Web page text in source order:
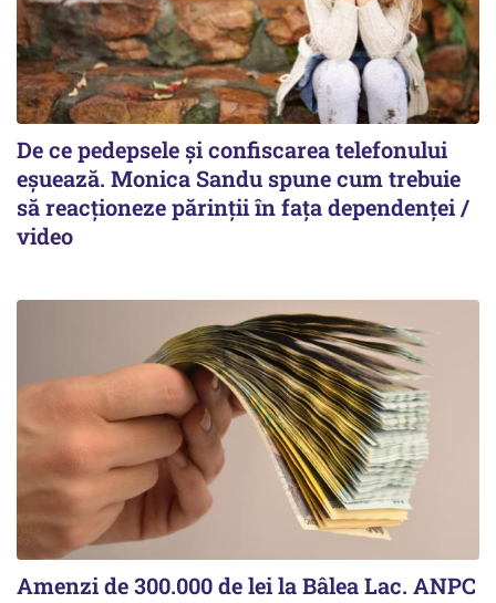
De ce pedepsele și confiscarea telefonului
eșuează. Monica Sandu spune cum trebuie
să reacționeze părinții în fața dependenței /
video
Amenzi de 300.000 de lei la Bâlea Lac. ANPC